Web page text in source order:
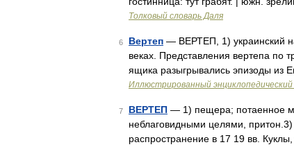
Толковый словарь Даля
6 Вертеп — ВЕРТЕП, 1) украинский
веках. Представления вертепа по
ящика разыгрывались эпизоды из
Иллюстрированный энциклопедический
7 ВЕРТЕП — 1) пещера; потаенное
неблаговидными целями,
распространение в 17 19 вв.